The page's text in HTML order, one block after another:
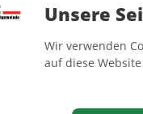
Unsere
Wir verwenden
auf diese